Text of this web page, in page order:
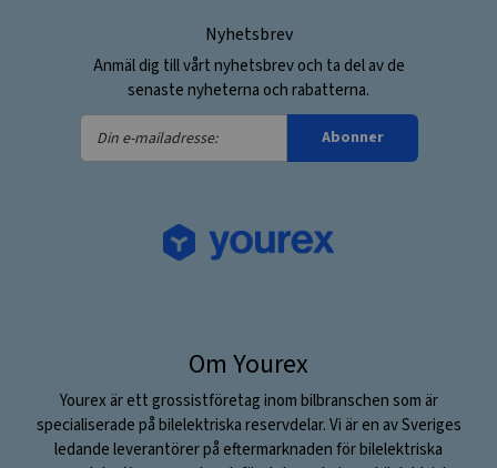
Nyhetsbrev
Anmäl dig till vårt nyhetsbrev och ta del av de
senaste nyheterna och rabatterna.
Din
e-
Abonner
Om Yourex
Yourex är ett grossistföretag inom bilbranschen som är
specialiserade på bilelektriska reservdelar. Vi är en av Sveriges
ledande leverantörer på eftermarknaden för bilelektriska